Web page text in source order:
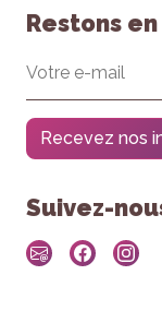
Restons
Recevez nos
Suivez-